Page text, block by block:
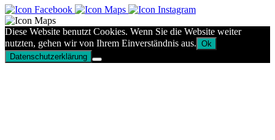
Diese Website benutzt Cookies. Wenn Sie die Website weiter
nutzten, gehen wir von Ihrem Einverständnis aus. Ok
Datenschutzerklärung